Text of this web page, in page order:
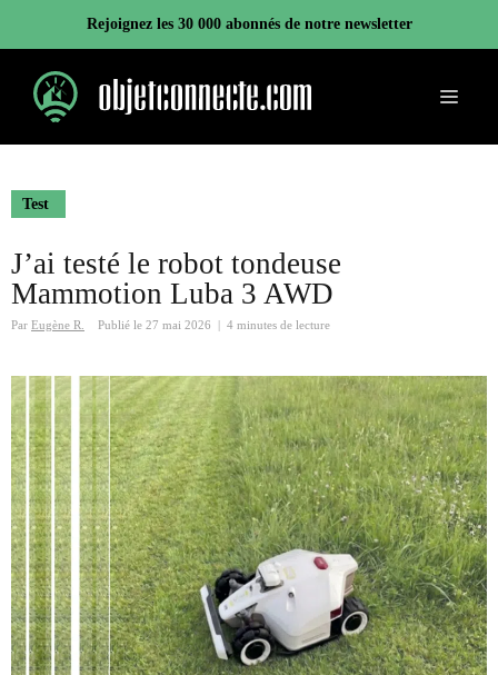
contenu
Rejoignez les 30 000 abonnés de notre newsletter
Menu
Test
J’ai testé le robot tondeuse
Mammotion Luba 3 AWD
Par Eugène R. Publié le 27 mai 2026 4 minutes de lecture